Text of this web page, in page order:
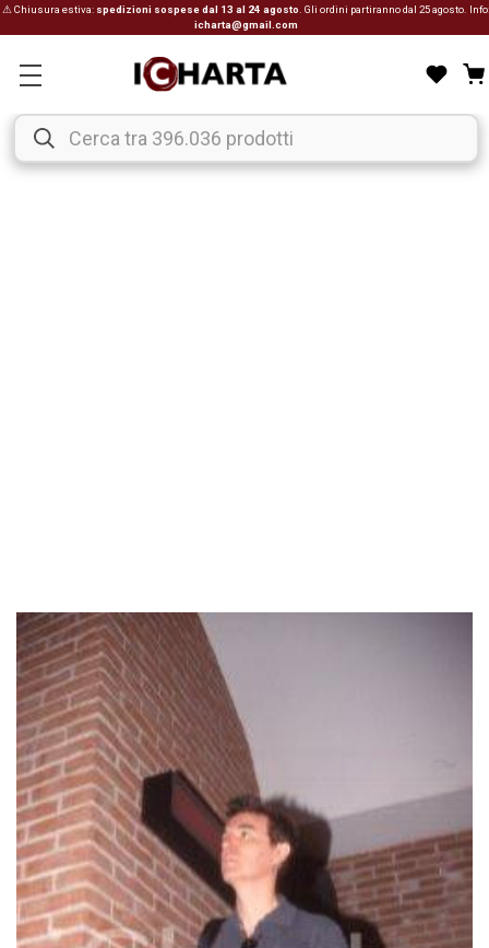
⚠ Chiusura estiva: spedizioni sospese dal 13 al 24 agosto . Gli ordini partiranno dal 25 agosto. Info:
icharta@gmail.com